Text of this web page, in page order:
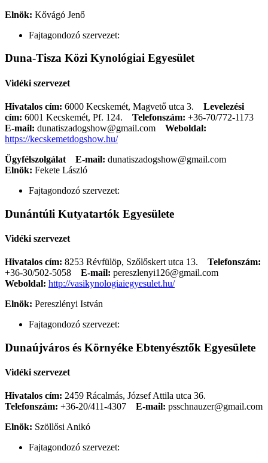
Elnök: Kővágó Jenő
Fajtagondozó szervezet:
Duna-Tisza Közi Kynológiai Egyesület
Vidéki szervezet
Hivatalos cím: 6000 Kecskemét, Magvető utca 3. Levelezési
cím: 6001 Kecskemét, Pf. 124. Telefonszám: +36-70/772-1173
E-mail: dunatiszadogshow@gmail.com
Weboldal:
https://kecskemetdogshow.hu/
Ügyfélszolgálat
E-mail: dunatiszadogshow@gmail.com
Elnök: Fekete László
Fajtagondozó szervezet:
Dunántúli Kutyatartók Egyesülete
Vidéki szervezet
Hivatalos cím: 8253 Révfülöp, Szőlőskert utca 13. Telefonszám:
+36-30/502-5058
E-mail: pereszlenyi126@gmail.com
Weboldal: http://vasikynologiaiegyesulet.hu/
Elnök: Pereszlényi István
Fajtagondozó szervezet:
Dunaújváros és Környéke Ebtenyésztők Egyesülete
Vidéki szervezet
Hivatalos cím: 2459 Rácalmás, József Attila utca 36.
Telefonszám: +36-20/411-4307 E-mail: psschnauzer@gmail.com
Elnök: Szöllősi Anikó
Fajtagondozó szervezet: